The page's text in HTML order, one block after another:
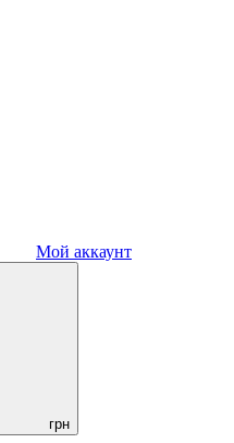
Мой аккаунт
грн